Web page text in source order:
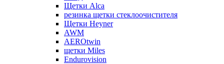
Щетки Alca
резинка щетки стеклоочистителя
Щетки Heyner
AWM
AEROtwin
щетки Miles
Endurovision